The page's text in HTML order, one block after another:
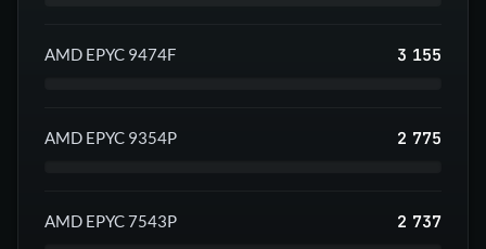
AMD EPYC 9474F 3 155
AMD EPYC 9354P 2 775
AMD EPYC 7543P 2 737